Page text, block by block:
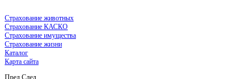
Страхование животных
Страхование КАСКО
Страхование имущества
Страхование жизни
Каталог
Карта сайта
Пред След